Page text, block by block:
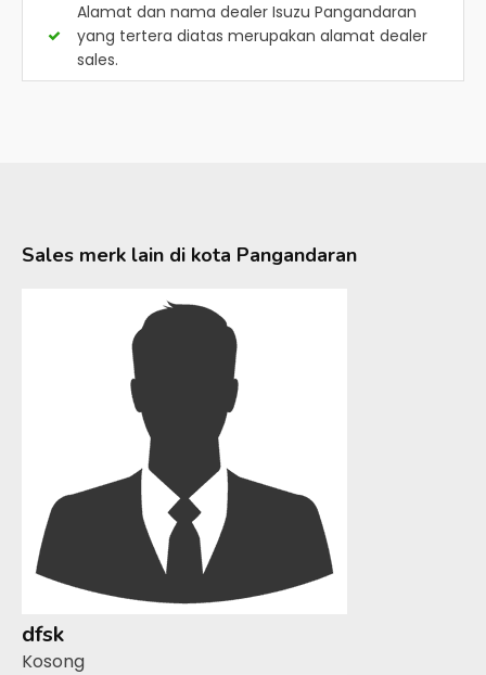
Alamat dan nama dealer Isuzu Pangandaran
yang tertera diatas merupakan alamat dealer
sales.
Sales merk lain di kota Pangandaran
dfsk
Kosong